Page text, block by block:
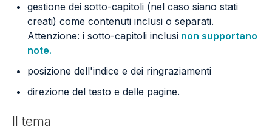
gestione dei sotto-capitoli (nel caso siano stati
creati) come contenuti inclusi o separati.
Attenzione: i sotto-capitoli inclusi non supportano
note.
posizione dell'indice e dei ringraziamenti
direzione del testo e delle pagine.
Il tema